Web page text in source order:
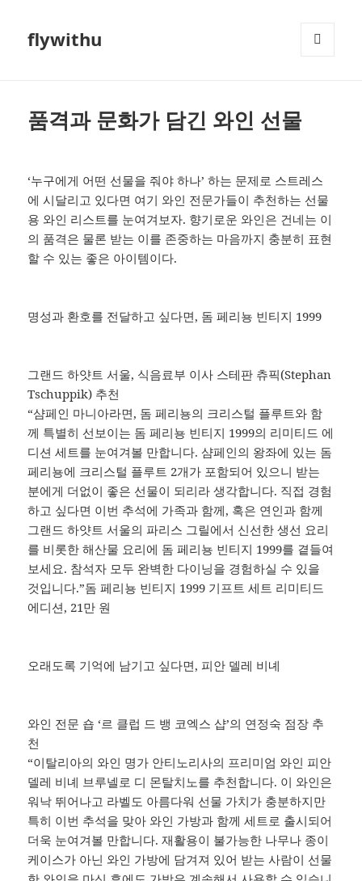
flywithu
품격과 문화가 담긴 와인 선물
‘누구에게 어떤 선물을 줘야 하나’ 하는 문제로 스트레스
에 시달리고 있다면 여기 와인 전문가들이 추천하는 선물
용 와인 리스트를 눈여겨보자. 향기로운 와인은 건네는 이
의 품격은 물론 받는 이를 존중하는 마음까지 충분히 표현
할 수 있는 좋은 아이템이다.
명성과 환호를 전달하고 싶다면, 돔 페리뇽 빈티지 1999
그랜드 하얏트 서울, 식음료부 이사 스테판 츄픽(Stephan
Tschuppik) 추천
“샴페인 마니아라면, 돔 페리뇽의 크리스털 플루트와 함
께 특별히 선보이는 돔 페리뇽 빈티지 1999의 리미티드 에
디션 세트를 눈여겨볼 만합니다. 샴페인의 왕좌에 있는 돔
페리뇽에 크리스털 플루트 2개가 포함되어 있으니 받는
분에게 더없이 좋은 선물이 되리라 생각합니다. 직접 경험
하고 싶다면 이번 추석에 가족과 함께, 혹은 연인과 함께
그랜드 하얏트 서울의 파리스 그릴에서 신선한 생선 요리
를 비롯한 해산물 요리에 돔 페리뇽 빈티지 1999를 곁들여
보세요. 참석자 모두 완벽한 다이닝을 경험하실 수 있을
것입니다.”돔 페리뇽 빈티지 1999 기프트 세트 리미티드
에디션, 21만 원
오래도록 기억에 남기고 싶다면, 피안 델레 비녜
와인 전문 숍 ‘르 클럽 드 뱅 코엑스 샵’의 연정숙 점장 추
천
“이탈리아의 와인 명가 안티노리사의 프리미엄 와인 피안
델레 비녜 브루넬로 디 몬탈치노를 추천합니다. 이 와인은
워낙 뛰어나고 라벨도 아름다워 선물 가치가 충분하지만
특히 이번 추석을 맞아 와인 가방과 함께 세트로 출시되어
더욱 눈여겨볼 만합니다. 재활용이 불가능한 나무나 종이
케이스가 아닌 와인 가방에 담겨져 있어 받는 사람이 선물